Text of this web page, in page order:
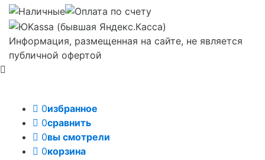
Информация, размещенная на сайте, не является
публичной офертой
0избранное
0сравнить
0вы смотрели
0корзина
Задать вопрос